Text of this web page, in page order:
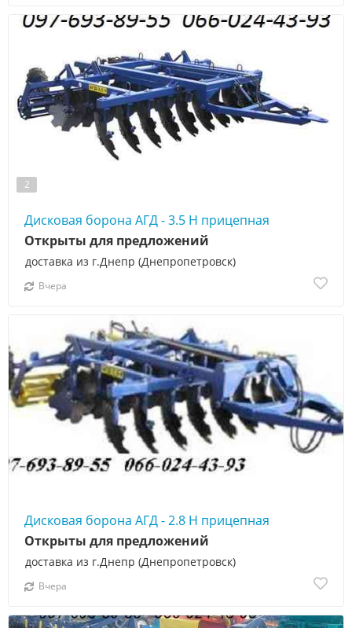
2
Дисковая борона АГД - 3.5 Н прицепная
доставка из г.Днепр (Днепропетровск)
Открыты для предложений
Вчера
Дисковая борона АГД - 2.8 Н прицепная
доставка из г.Днепр (Днепропетровск)
Открыты для предложений
Вчера